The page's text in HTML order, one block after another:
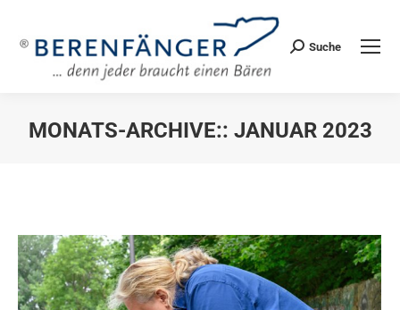
Search:
Suche
MONATS-ARCHIVE:: JANUAR 2023